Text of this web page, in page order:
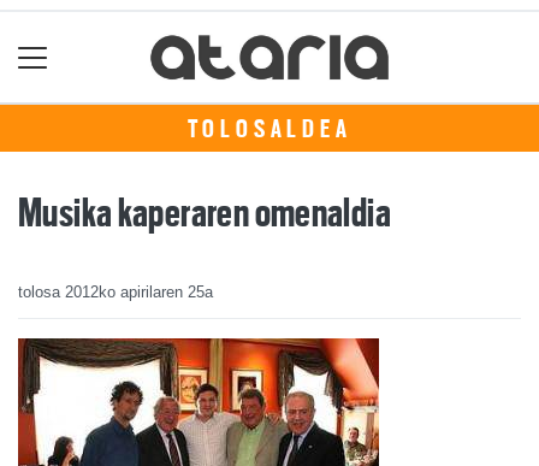
TOLOSALDEA
Musika kaperaren omenaldia
tolosa 2012ko apirilaren 25a